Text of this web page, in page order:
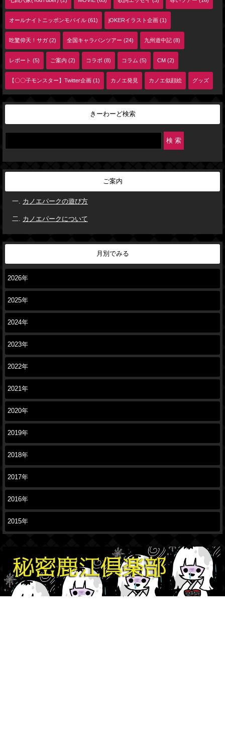
オールナイトニッポンモバイル (61) jOKERイラスト企画 (1)
吃驚仰天！サガ (2) 全国キャラバンツアー (24) 九州道中記 (8)
レポート (5) ご案内 (2) コラボ (8) コラム (5) CM (2)
【〇〇子モンスター】Twitter企画 (1) カノエ発見 カノエ似顔絵 グッズ
きーわーど検索
ご案内
カノエパークの遊び方
カノエパークについて
月別でみる
2026年
2025年
2024年
2023年
2022年
2021年
2020年
2019年
2018年
2017年
2016年
2015年